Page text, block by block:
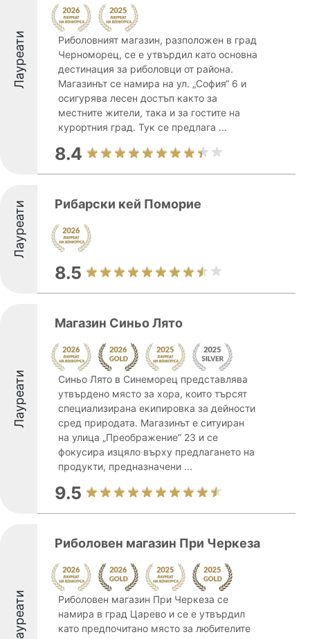
Лауреати
Риболовният магазин, разположен в град
Черноморец, се е утвърдил като основна
дестинация за риболовци от района.
Магазинът се намира на ул. „София“ 6 и
осигурява лесен достъп както за
местните жители, така и за гостите на
курортния град. Тук се предлага ...
8.4
Лауреати Рибарски кей Поморие
8.5
Лауреати
Магазин Синьо Лято
Синьо Лято в Синеморец представлява
утвърдено място за хора, които търсят
специализирана екипировка за дейности
сред природата. Магазинът е ситуиран
на улица „Преображение“ 23 и се
фокусира изцяло върху предлагането на
продукти, предназначени ...
9.5
Лауреати
Риболовен магазин При Черкеза
Риболовен магазин При Черкеза се
намира в град Царево и се е утвърдил
като предпочитано място за любителите